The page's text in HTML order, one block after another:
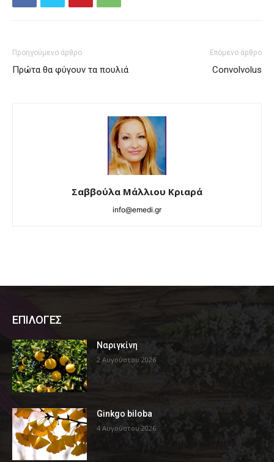
Προηγούμενο άρθρο
Πρώτα θα φύγουν τα πουλιά
Επόμενο άρθρο
Convolvolus
Σαββούλα Μάλλιου Κριαρά
info@emedi.gr
ΕΠΙΛΟΓΕΣ
Ναριγκίνη
2 Αυγούστου 2026
Ginkgo biloba
4 Αυγούστου 2026